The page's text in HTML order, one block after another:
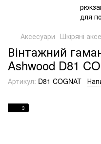
Аксесуари Шкіряні
Вінтажний
Ashwood D81
Артикул: D81 COGNAT
3